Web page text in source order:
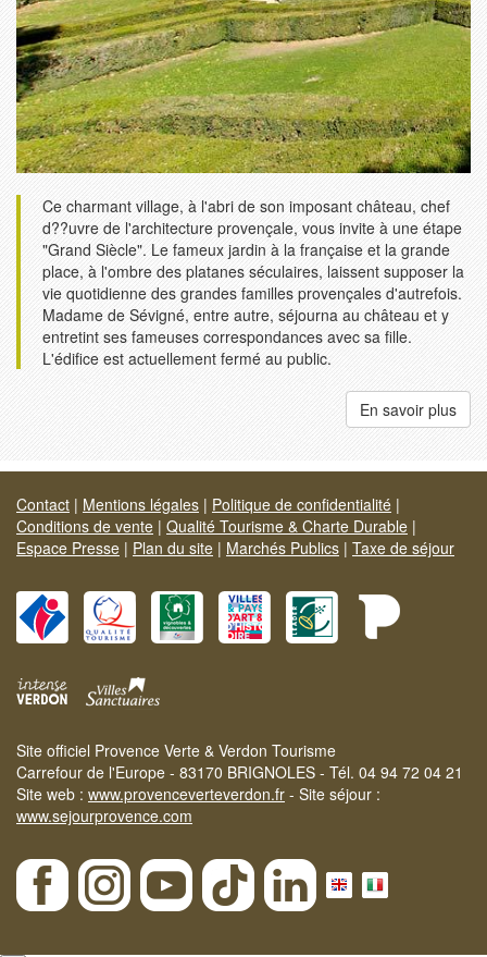
Ce charmant village, à l'abri de son imposant château, chef
d??uvre de l'architecture provençale, vous invite à une étape
"Grand Siècle". Le fameux jardin à la française et la grande
place, à l'ombre des platanes séculaires, laissent supposer la
vie quotidienne des grandes familles provençales d'autrefois.
Madame de Sévigné, entre autre, séjourna au château et y
entretint ses fameuses correspondances avec sa fille.
L'édifice est actuellement fermé au public.
En savoir plus
Contact | Mentions légales | Politique de confidentialité |
Conditions de vente | Qualité Tourisme & Charte Durable |
Espace Presse | Plan du site | Marchés Publics | Taxe de séjour
Site officiel Provence Verte & Verdon Tourisme
Carrefour de l'Europe - 83170 BRIGNOLES - Tél. 04 94 72 04 21
Site web : www.provenceverteverdon.fr - Site séjour :
www.sejourprovence.com